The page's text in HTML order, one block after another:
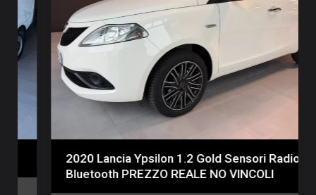
2020 Lancia Ypsilon 1.2 Gold Sensori Radio
Bluetooth PREZZO REALE NO VINCOLI